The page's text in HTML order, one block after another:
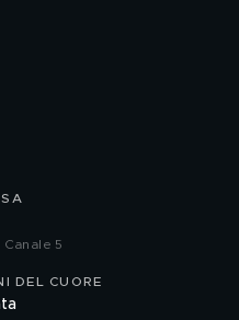
5
DEL CUORE